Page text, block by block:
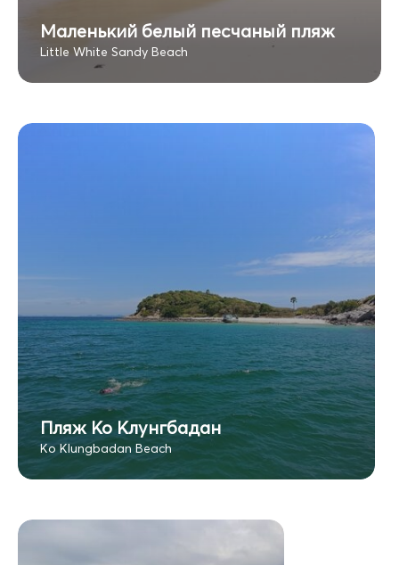
Маленький белый песчаный пляж
Little White Sandy Beach
Пляж Ко Клунгбадан
Ko Klungbadan Beach